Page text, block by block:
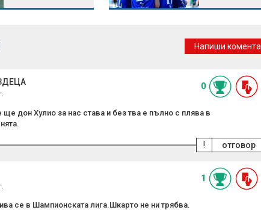
домовете:
Покачването
Напиши
0
дон Хулио за нас става и без тва е пълно с плява в
отговор
!
1
се в Шампионската лига.Шкарто не ни трябва.